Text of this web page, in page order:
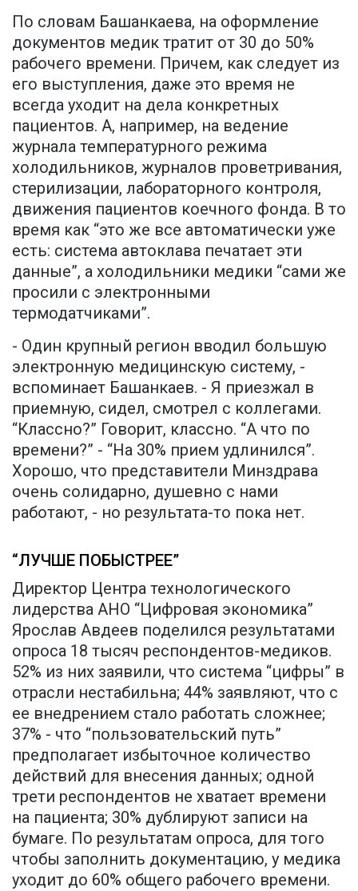
По словам Башанкаева, на оформление
документов медик тратит от 30 до 50%
рабочего времени. Причем, как следует из
его выступления, даже это время не
всегда уходит на дела конкретных
пациентов. А, например, на ведение
журнала температурного режима
холодильников, журналов проветривания,
стерилизации, лабораторного контроля,
движения пациентов коечного фонда. В то
время как “это же все автоматически уже
есть: система автоклава печатает эти
данные”, а холодильники медики “сами же
просили с электронными
термодатчиками”.
- Один крупный регион вводил большую
электронную медицинскую систему, -
вспоминает Башанкаев. - Я приезжал в
приемную, сидел, смотрел с коллегами.
“Классно?” Говорит, классно. “А что по
времени?” - “На 30% прием удлинился”.
Хорошо, что представители Минздрава
очень солидарно, душевно с нами
работают, - но результата-то пока нет.
“ЛУЧШЕ ПОБЫСТРЕЕ”
Директор Центра технологического
лидерства АНО “Цифровая экономика”
Ярослав Авдеев поделился результатами
опроса 18 тысяч респондентов-медиков.
52% из них заявили, что система “цифры” в
отрасли нестабильна; 44% заявляют, что с
ее внедрением стало работать сложнее;
37% - что “пользовательский путь”
предполагает избыточное количество
действий для внесения данных; одной
трети респондентов не хватает времени
на пациента; 30% дублируют записи на
бумаге. По результатам опроса, для того
чтобы заполнить документацию, у медика
уходит до 60% общего рабочего времени.